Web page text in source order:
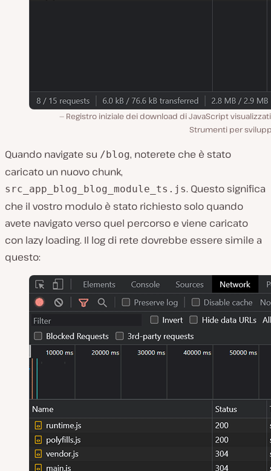
Registro iniziale dei download di JavaScript
Strumenti per
Quando navigate su /blog, noterete che è stato
caricato un nuovo chunk,
src_app_blog_blog_module_ts.js. Questo significa
che il vostro modulo è stato richiesto solo quando
avete navigato verso quel percorso e viene caricato
con lazy loading. Il log di rete dovrebbe essere simile a
questo: